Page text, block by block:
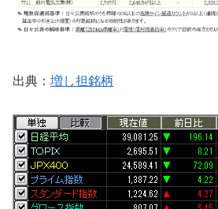
出典： 増し担銘柄